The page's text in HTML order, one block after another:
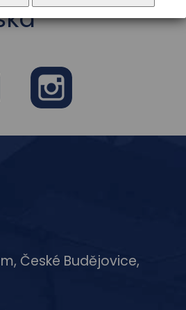
České Budějovice,